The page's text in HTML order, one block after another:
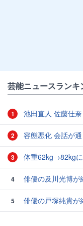
芸能ニュースランキ
1 池田直人 佐藤佳
2 容態悪化 会話が
3 体重62kg→82kg
4 俳優の及川光博が
5
俳優の戸塚純貴が